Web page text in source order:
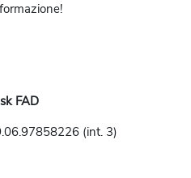
FAD
(int. 3)